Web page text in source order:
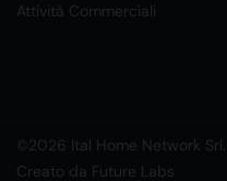
Attività Commerciali
©2026 Ital Home Network
Creato da Future Labs